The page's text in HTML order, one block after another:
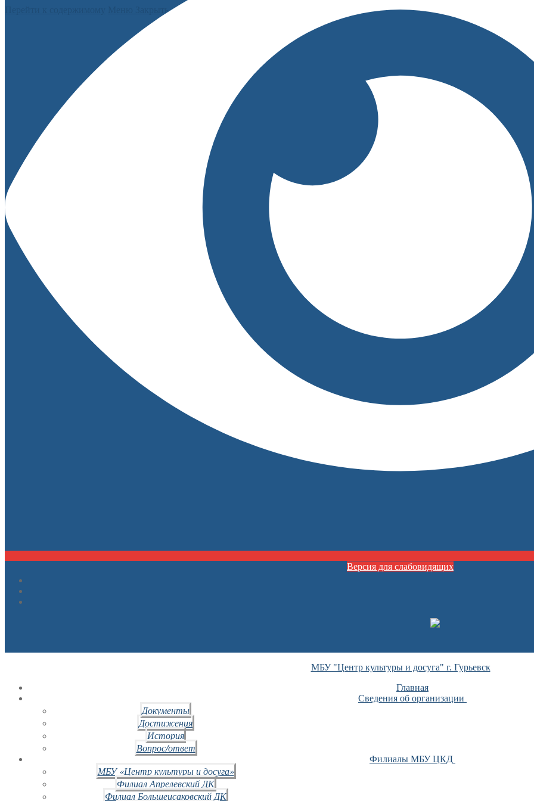
Закрыть
Версия для слабовидящих
МБУ "Центр культуры и досуга" г. Гурьевск
Главная
Сведения об организации
Документы
Достижения
История
Вопрос/ответ
Филиалы МБУ ЦКД
МБУ «Центр культуры и досуга»
Филиал Апрелевский ДК
Филиал Большеисаковский ДК